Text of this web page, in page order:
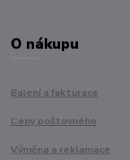
O nákupu
Balení a fakturace
Ceny poštovného
Výměna a reklamace